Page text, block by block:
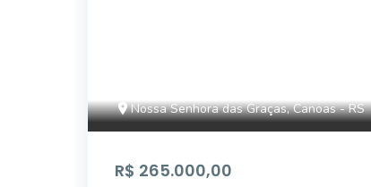
Nossa Senhora das Graças, Canoas - RS
R$ 265.000,00